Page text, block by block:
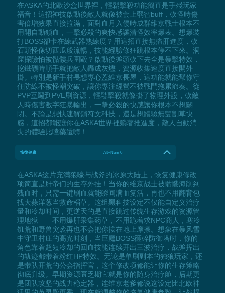
在ASKA的北歐沙盒世界裡，輕鬆擊殺功能簡直是手殘玩家
福音！這招神技啟動後敵人就像被套上弱智buff，砍怪時傷
害倍增效果直接拉滿，面對血月入侵時成群維京戰士根本不
用開自動鎖血，一擊必殺的爽快感讓清怪效率爆表。想爆裝
打BOSS卻卡在練武器熟練度？用這招直接無痛肝進度，砍
石頭怪像切西瓜般流暢，技能經驗條狂跳根本停不下來。洞
窟探險怕被骷髏兵圍毆？啟動後斧頭砍下去全是暴擊特效，
挖鐵礦時順手就把敵人轟成灰燼，資源收集速度直接開外
掛。特別是新手村長想專心蓋維京長屋，這功能就能幫你守
住防線不被怪潮突破，讓你專注經營不被戰鬥拖累節奏。從
PVP互毆到PVE刷資源，輕鬆擊殺就像掛了物理外設，砍敵
人時傷害數字狂暴輸出，一擊必殺的快感讓你根本不想關
閉。不論是想快速解鎖符文科技，還是想體驗無雙割草快
感，這招都能讓你在ASKA世界裡躺著推進度，敵人自動消
失的體驗比嗑藥還嗨！
恢復健康 Alt+Num 0
在ASKA这片充满狼嚎与战斧的冰原大陆上，恢复健康修改
项简直是肝帝们的生存外挂！当你的维京战士被骷髅海削到
残血时，只需一键刷血就能瞬间满血复活，再也不用翻背包
找大蒜洋葱当救命稻草。这组黑科技设定不仅能自定义治疗
量和冷却时间，更逆天的是直接跳过传统生存游戏的资源管
理地狱——不用爆肝采集药草，不用跪着求NPC商人，寒冷
饥荒和野兽突袭再也不会把你按在地上摩擦。想象在暴风雪
中守卫村庄的高光时刻，当巨魔BOSS砸碎防御塔时，你的
角色靠着超短冷却的回血技能连续开出三波治疗，战斧挥出
的轨迹都带着粉红HP特效。无论是单刷副本的独狼玩家，还
是带队开荒的公会指挥官，这个修改项都能让你的生存策略
彻底升级。早期资源匮乏期它就是你的随身治疗舱，后期更
是团队攻坚的战力稳定器，连维京老爹都说这设定比北欧神